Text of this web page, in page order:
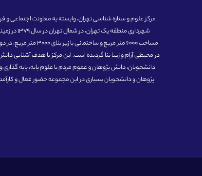
مرکز علوم و ستاره شناسی تهران، وابسته به معاونت اجتماعی و
شهرداری منطقه یک تهران، در شمال
مساحت 6000 متر مربع و ساختمانی با زیر بنای
در محیطی آرام و زیبا بنا گردیده است. این مرکز با هدف آشنایی
دانشجویان، دانش پژوهان و عموم مردم با علوم پایه، پایه
پژوهان و دانشجویان بسیاری در این مجموعه حضور فعال و کارآمد